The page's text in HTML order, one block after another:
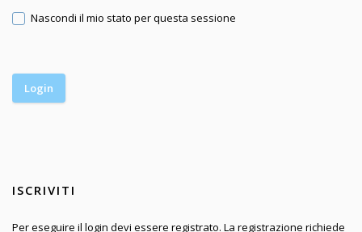
Nascondi il mio stato per questa sessione
ISCRIVITI
Per eseguire il login devi essere registrato. La registrazione richiede